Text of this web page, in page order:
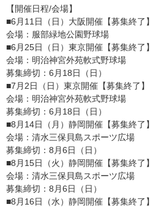
【開催日程/会場】
■6月11日（日）大阪開催【募集終了】
会場：服部緑地公園野球場
■6月25日（日）東京開催【募集終了】
会場：明治神宮外苑軟式野球場
募集締切：6月18日（日）
■7月2日（日）東京開催【募集終了】
会場：明治神宮外苑軟式野球場
募集締切：6月18日（日）
■8月14日（月）静岡開催【募集終了】
会場：清水三保貝島スポーツ広場
募集締切：8月6日（日）
■8月15日（火）静岡開催【募集終了】
会場：清水三保貝島スポーツ広場
募集締切：8月6日（日）
■8月16日（水）静岡開催【募集終了】